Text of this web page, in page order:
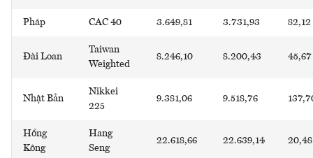
Pháp CAC 40 3.649,81 3.731,93 82,12
Đài Loan
Taiwan
Weighted
8.246,10 8.200,43 45,67
Nhật Bản
Nikkei
225
9.381,06 9.518,76
Hồng
Kông
Hang
Seng
22.618,66 22.639,14 20,48